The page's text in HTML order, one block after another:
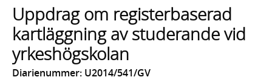
lista
med
sökförslag
Uppdrag om registerbaserad
kartläggning av studerande vid
yrkeshögskolan
Diarienummer: U2014/541/GV